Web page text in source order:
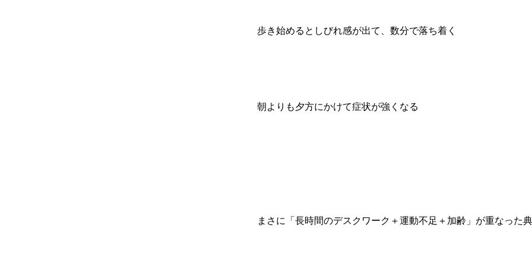
歩き始めるとしびれ感が出て、数分で落ち着く
朝よりも夕方にかけて症状が強くなる
まさに「長時間のデスクワーク＋運動不足＋加齢」が重なった